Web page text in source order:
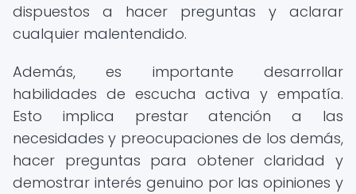
dispuestos a hacer preguntas y aclarar
cualquier malentendido.
Además, es importante desarrollar
habilidades de escucha activa y empatía.
Esto implica prestar atención a las
necesidades y preocupaciones de los demás,
hacer preguntas para obtener claridad y
demostrar interés genuino por las opiniones y